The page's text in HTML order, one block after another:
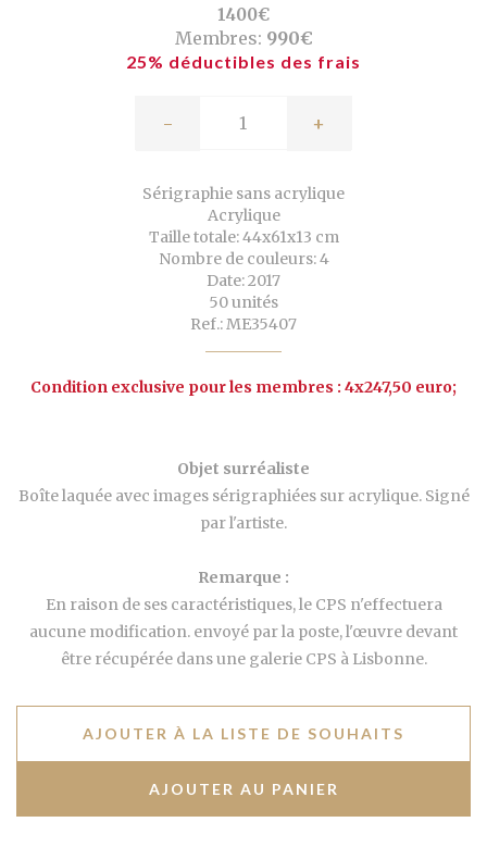
1400€
Membres: 990€
25% déductibles des frais
- +
Sérigraphie sans acrylique
Acrylique
Taille totale: 44x61x13 cm
Nombre de couleurs: 4
Date: 2017
50 unités
Ref.: ME35407
Condition exclusive pour les membres : 4x247,50 euro;
Objet surréaliste
Boîte laquée avec images sérigraphiées sur acrylique. Signé
par l'artiste.
Remarque :
En raison de ses caractéristiques, le CPS n'effectuera
aucune modification. envoyé par la poste, l'œuvre devant
être récupérée dans une galerie CPS à Lisbonne.
AJOUTER À LA LISTE DE SOUHAITS